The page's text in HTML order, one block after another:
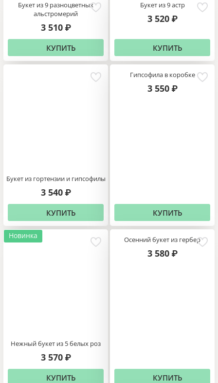
Букет из 9 разноцветных
альстромерий
3 510 ₽
КУПИТЬ
Букет из 9 астр
3 520 ₽
КУПИТЬ
Букет из гортензии и гипсофилы
3 540 ₽
КУПИТЬ
Гипсофила в коробке
3 550 ₽
КУПИТЬ
Новинка
Нежный букет из 5 белых роз
3 570 ₽
КУПИТЬ
Осенний букет из гербер
3 580 ₽
КУПИТЬ